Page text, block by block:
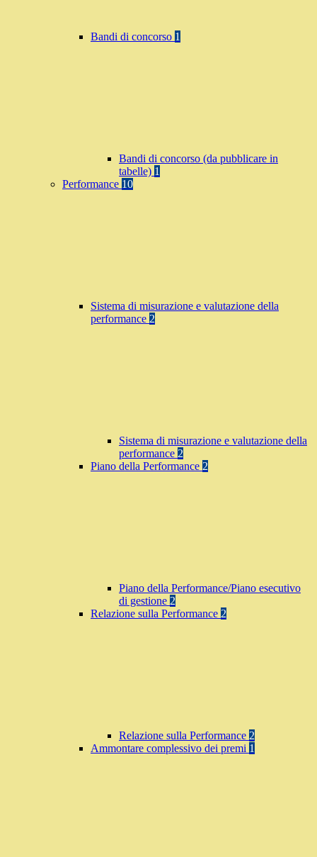
Bandi di concorso 1
Bandi di concorso (da pubblicare in
tabelle) 1
Performance 10
Sistema di misurazione e valutazione della
performance 2
Sistema di misurazione e valutazione della
performance 2
Piano della Performance 2
Piano della Performance/Piano esecutivo
di gestione 2
Relazione sulla Performance 2
Relazione sulla Performance 2
Ammontare complessivo dei premi 1